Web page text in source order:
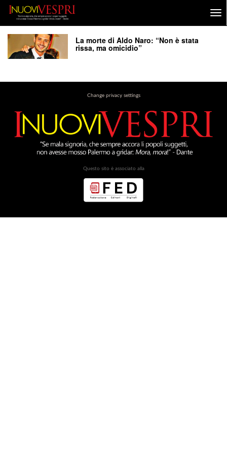
La morte di Aldo Naro: “Non è stata
rissa, ma omicidio”
Change privacy settings
Questo sito è associato alla